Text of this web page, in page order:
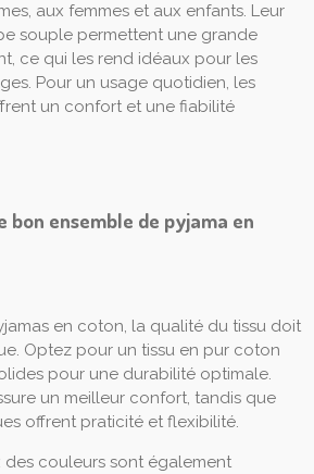
aux femmes et aux enfants. Leur
souple permettent une grande
ce qui les rend idéaux pour les
Pour un usage quotidien, les
un confort et une fiabilité
bon ensemble de pyjama en
en coton, la qualité du tissu doit
Optez pour un tissu en pur coton
pour une durabilité optimale.
un meilleur confort, tandis que
offrent praticité et flexibilité.
des couleurs sont également